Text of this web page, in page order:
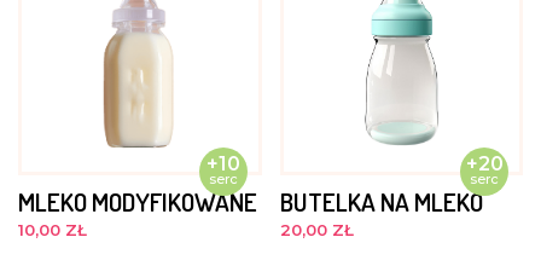
+10
serc
MLEKO MODYFIKOWANE
10,00 ZŁ
+20
serc
BUTELKA NA MLEKO
20,00 ZŁ